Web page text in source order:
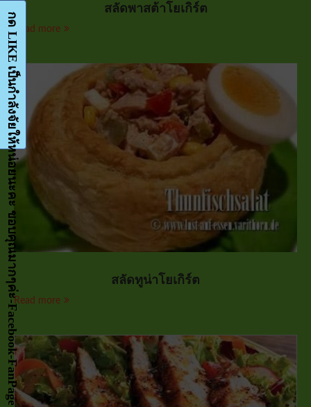
สลัดพาสต้าโยเกิร์ต
Read more
สลัดทูน่าโยเกิร์ต
Read more
กด LIKE เป็นกำลังจัยให้หน่อยนะคะ ขอบคุณมากๆค่ะ-Facebook-FanPage